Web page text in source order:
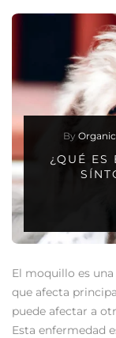
By
¿QUÉ ES
El moquillo es
que afecta
puede afectar a
Esta enfermedad